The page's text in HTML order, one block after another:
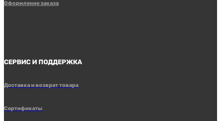
Оформление заказа
СЕРВИС И ПОДДЕРЖКА
Доставка и возврат товара
Сертификаты